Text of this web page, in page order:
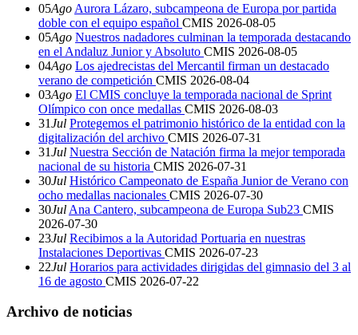
05Ago Aurora Lázaro, subcampeona de Europa por partida
doble con el equipo español CMIS 2026-08-05
05Ago Nuestros nadadores culminan la temporada destacando
en el Andaluz Junior y Absoluto CMIS 2026-08-05
04Ago Los ajedrecistas del Mercantil firman un destacado
verano de competición CMIS 2026-08-04
03Ago El CMIS concluye la temporada nacional de Sprint
Olímpico con once medallas CMIS 2026-08-03
31Jul Protegemos el patrimonio histórico de la entidad con la
digitalización del archivo CMIS 2026-07-31
31Jul Nuestra Sección de Natación firma la mejor temporada
nacional de su historia CMIS 2026-07-31
30Jul Histórico Campeonato de España Junior de Verano con
ocho medallas nacionales CMIS 2026-07-30
30Jul Ana Cantero, subcampeona de Europa Sub23 CMIS
2026-07-30
23Jul Recibimos a la Autoridad Portuaria en nuestras
Instalaciones Deportivas CMIS 2026-07-23
22Jul Horarios para actividades dirigidas del gimnasio del 3 al
16 de agosto CMIS 2026-07-22
Archivo de noticias